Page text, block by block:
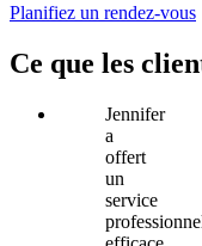
Planifiez un rendez-vous
Ce que les
Jennifer
a
offert
un
service